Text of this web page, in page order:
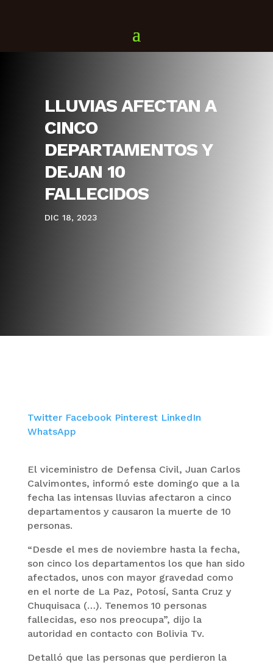
LLUVIAS AFECTAN A
CINCO
DEPARTAMENTOS Y
DEJAN 10
FALLECIDOS
DIC 18, 2023
Twitter Facebook Pinterest LinkedIn
WhatsApp
El viceministro de Defensa Civil, Juan Carlos
Calvimontes, informó este domingo que a la
fecha las intensas lluvias afectaron a cinco
departamentos y causaron la muerte de 10
personas.
“Desde el mes de noviembre hasta la fecha,
son cinco los departamentos los que han sido
afectados, unos con mayor gravedad como
en el norte de La Paz, Potosí, Santa Cruz y
Chuquisaca (…). Tenemos 10 personas
fallecidas, eso nos preocupa”, dijo la
autoridad en contacto con Bolivia Tv.
Detalló que las personas que perdieron la